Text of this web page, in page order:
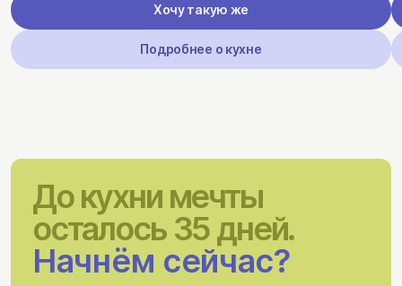
Хочу такую же
Подробнее о кухне
До кухни мечты
осталось 35 дней.
Начнём сейчас?